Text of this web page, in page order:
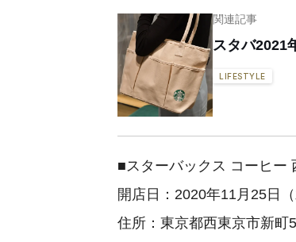
関連記事
スタバ2021
LIFESTYLE
■スターバックス コーヒー
開店日：2020年11月25日（
住所：東京都西東京市新町